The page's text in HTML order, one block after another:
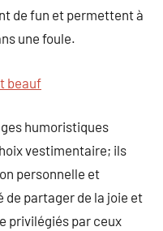
de fun et permettent à
une foule.
beauf
humoristiques
vestimentaire; ils
personnelle et
partager de la joie et
privilégiés par ceux